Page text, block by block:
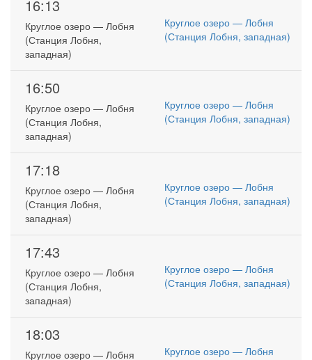
16:13
Круглое озеро — Лобня
(Станция Лобня,
западная)
Круглое озеро — Лобня
(Станция Лобня, западная)
16:50
Круглое озеро — Лобня
(Станция Лобня,
западная)
Круглое озеро — Лобня
(Станция Лобня, западная)
17:18
Круглое озеро — Лобня
(Станция Лобня,
западная)
Круглое озеро — Лобня
(Станция Лобня, западная)
17:43
Круглое озеро — Лобня
(Станция Лобня,
западная)
Круглое озеро — Лобня
(Станция Лобня, западная)
18:03
Круглое озеро — Лобня
Круглое озеро — Лобня